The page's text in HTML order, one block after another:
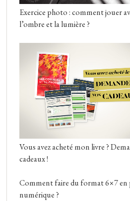
Exercice photo : comment jouer
l’ombre et la lumière ?
Vous avez acheté mon livre ?
cadeaux !
Comment faire du format 6×7
numérique ?